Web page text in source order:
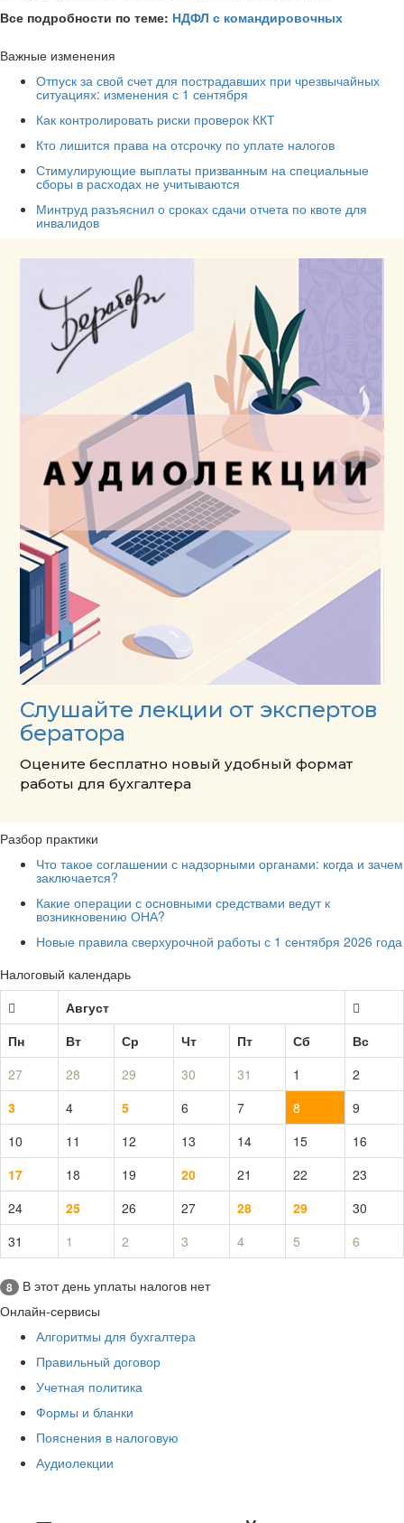
Все подробности по теме: НДФЛ с командировочных
Важные изменения
Отпуск за свой счет для пострадавших при чрезвычайных
ситуациях: изменения с 1 сентября
Как контролировать риски проверок ККТ
Кто лишится права на отсрочку по уплате налогов
Стимулирующие выплаты призванным на специальные
сборы в расходах не учитываются
Минтруд разъяснил о сроках сдачи отчета по квоте для
инвалидов
Слушайте лекции от экспертов
бератора
Оцените бесплатно новый удобный формат
работы для бухгалтера
Разбор практики
Что такое соглашении с надзорными органами: когда и зачем
заключается?
Какие операции с основными средствами ведут к
возникновению ОНА?
Новые правила сверхурочной работы с 1 сентября 2026 года
Налоговый календарь
Август
Пн
Вт Ср Чт Пт Сб
Вс
27
28 29 30 31 1
2
3
4 5 6 7 8
9
10
11 12 13 14 15
16
17
18 19 20 21 22
23
24
25 26 27 28 29
30
31
1 2 3 4 5 6
8
В этот день уплаты налогов нет
Онлайн-сервисы
Алгоритмы для бухгалтера
Правильный договор
Учетная политика
Формы и бланки
Пояснения в налоговую
Аудиолекции